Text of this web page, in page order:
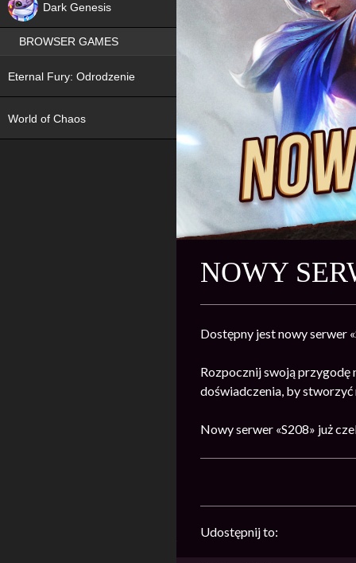
NOWY
Dostępny jest nowy serwer
Rozpocznij swoją przygodę
doświadczenia, by
Nowy serwer «S208» już
Udostępnij to:
Dark Genesis
BROWSER GAMES
Eternal Fury: Odrodzenie
World of Chaos